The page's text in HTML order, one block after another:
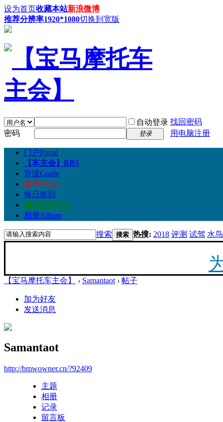
设为首页收藏本站新浪微博
推荐分辨率1920*1080切换到宽版
自动登录 找回密码
密码
登录 用电脑注册
门户Portal
【车主会】 BBS
导读Guide
微博Weibo
每日签到
微信公众平台
相册Album
搜索 搜索 热搜: 2018 评测 试驾 水鸟
【宝马摩托车主会】 › Samantaot › 帖子
加为好友
发送消息
Samantaot
http://bmwowner.cn/?92409
主题
相册
记录
留言板